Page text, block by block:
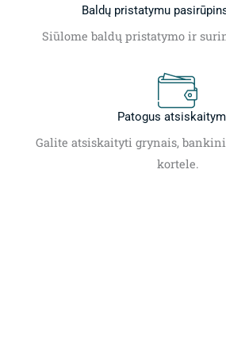
Baldų pristatymu
Siūlome baldų pristatymo ir
Patogus
Galite atsiskaityti grynais,
kortele.